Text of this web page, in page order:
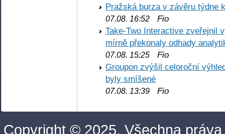
Pražská burza v závěru týdne
07.08. 16:52 Fio
Take-Two Interactive zveřejnil
mírně překonaly odhady
07.08. 15:25 Fio
Groupon zvýšil celoroční
byly smíšené
07.08. 13:39 Fio
Copyright © 2025. Všechna práva